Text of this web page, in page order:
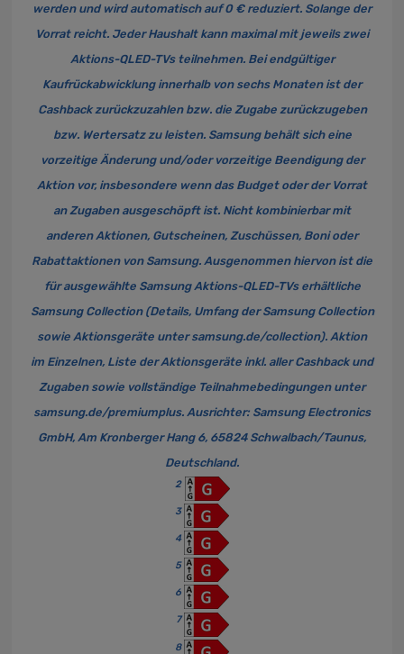
werden und wird automatisch auf 0 € reduziert. Solange der
Vorrat reicht. Jeder Haushalt kann maximal mit jeweils zwei
Aktions-QLED-TVs teilnehmen. Bei endgültiger
Kaufrückabwicklung innerhalb von sechs Monaten ist der
Cashback zurückzuzahlen bzw. die Zugabe zurückzugeben
bzw. Wertersatz zu leisten. Samsung behält sich eine
vorzeitige Änderung und/oder vorzeitige Beendigung der
Aktion vor, insbesondere wenn das Budget oder der Vorrat
an Zugaben ausgeschöpft ist. Nicht kombinierbar mit
anderen Aktionen, Gutscheinen, Zuschüssen, Boni oder
Rabattaktionen von Samsung. Ausgenommen hiervon ist die
für ausgewählte Samsung Aktions-QLED-TVs erhältliche
Samsung Collection (Details, Umfang der Samsung Collection
sowie Aktionsgeräte untersamsung.de/collection). Aktion
im Einzelnen, Liste der Aktionsgeräte inkl. aller Cashback und
Zugaben sowie vollständige Teilnahmebedingungen unter
samsung.de/premiumplus. Ausrichter: Samsung Electronics
GmbH, Am Kronberger Hang 6, 65824 Schwalbach/Taunus,
Deutschland.
2
3
4
5
6
7
8